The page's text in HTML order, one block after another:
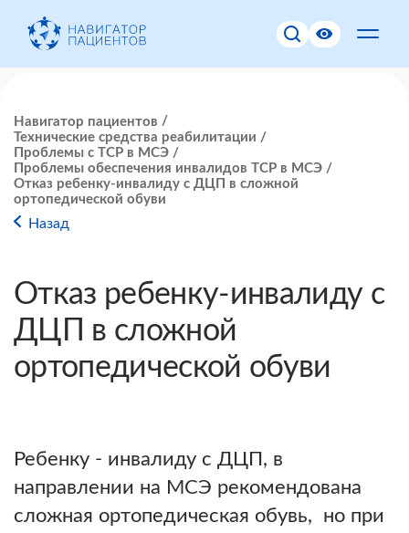
Навигатор пациентов
Технические средства реабилитации
Проблемы с ТСР в МСЭ
Проблемы обеспечения инвалидов ТСР в МСЭ
Отказ ребенку-инвалиду с ДЦП в сложной
ортопедической обуви
Назад
Отказ ребенку-инвалиду с
ДЦП в сложной
ортопедической обуви
Ребенку - инвалиду с ДЦП, в
направлении на МСЭ рекомендована
сложная ортопедическая обувь, но при